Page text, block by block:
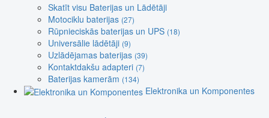
Skatīt visu Baterijas un Lādētāji
Motociklu baterijas (27)
Rūpnieciskās baterijas un UPS (18)
Universālie lādētāji (9)
Uzlādējamas baterijas (39)
Kontaktdakšu adapteri (7)
Baterijas kamerām (134)
Elektronika un Komponentes